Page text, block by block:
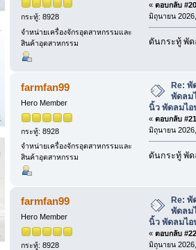
กระทู้: 8928
จำหน่ายเครื่องจักรอุตสาหกรรมและ
สินค้าอุตสาหกรรม
« ตอบกลับ
มิถุนายน
ดันกระทู้ พั
farmfan99
Hero Member
กระทู้: 8928
จำหน่ายเครื่องจักรอุตสาหกรรมและ
สินค้าอุตสาหกรรม
Re:
พัดลม
นิ้ว พัดลมไ
« ตอบกลับ
มิถุนายน
ดันกระทู้ พั
farmfan99
Hero Member
กระทู้: 8928
Re: พั
พัดลม
นิ้ว พัดลมไ
« ตอบกลับ
มิถุนายน